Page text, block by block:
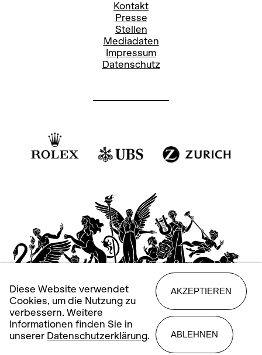
stefanie.paul@opernhaus.ch
Kontakt
Presse
Stellen
Mediadaten
Impressum
Datenschutz
Diese Website verwendet
Cookies, um die Nutzung zu
verbessern. Weitere
Informationen finden Sie in
unserer Datenschutzerklärung.
AKZEPTIEREN
ABLEHNEN